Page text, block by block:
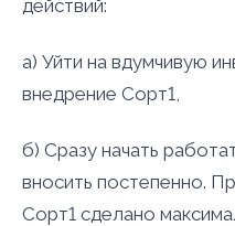
действий:
а) Уйти на вдумчивую
внедрение Сорт1,
б) Сразу начать
вносить постепенно.
Сорт1 сделано